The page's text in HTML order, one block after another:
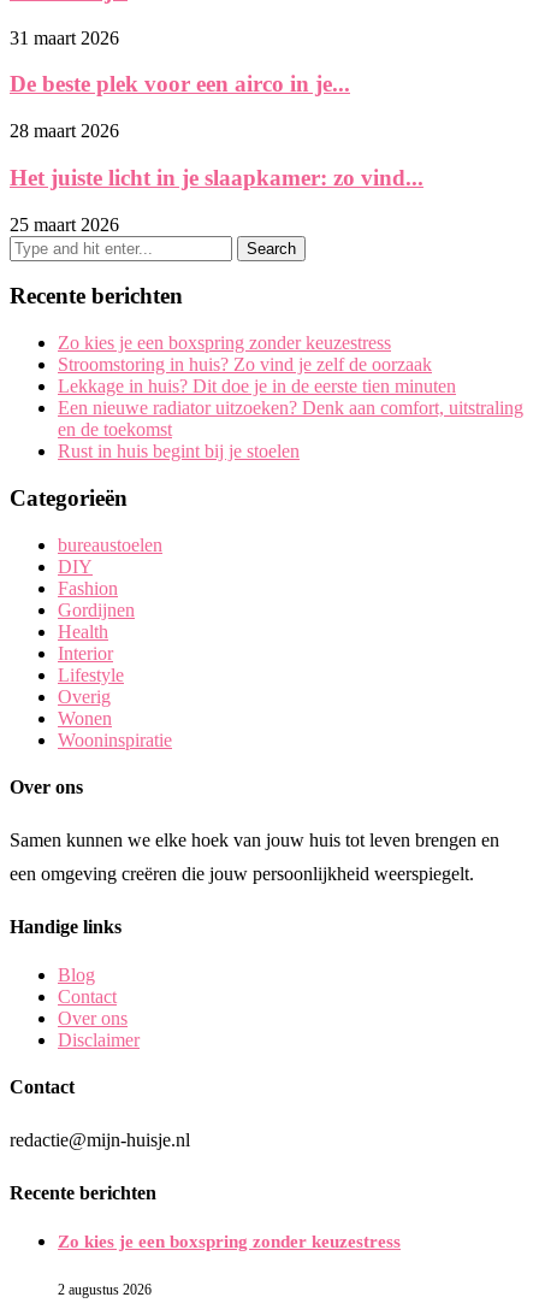
31 maart 2026
De beste plek voor een airco in je...
28 maart 2026
Het juiste licht in je slaapkamer: zo vind...
25 maart 2026
Recente berichten
Zo kies je een boxspring zonder keuzestress
Stroomstoring in huis? Zo vind je zelf de oorzaak
Lekkage in huis? Dit doe je in de eerste tien minuten
Een nieuwe radiator uitzoeken? Denk aan comfort, uitstraling
en de toekomst
Rust in huis begint bij je stoelen
Categorieën
bureaustoelen
DIY
Fashion
Gordijnen
Health
Interior
Lifestyle
Overig
Wonen
Wooninspiratie
Over ons
Samen kunnen we elke hoek van jouw huis tot leven brengen en
een omgeving creëren die jouw persoonlijkheid weerspiegelt.
Handige links
Blog
Contact
Over ons
Disclaimer
Contact
redactie@mijn-huisje.nl
Recente berichten
Zo kies je een boxspring zonder keuzestress
2 augustus 2026